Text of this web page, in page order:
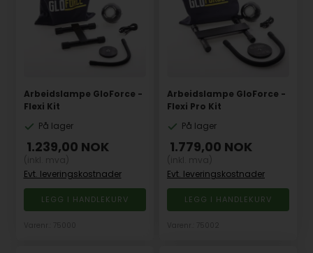
Arbeidslampe GloForce -
Flexi Kit
På lager
1.239,00 NOK
Evt. leveringskostnader
Arbeidslampe GloForce -
Flexi Pro Kit
På lager
1.779,00 NOK
Evt. leveringskostnader